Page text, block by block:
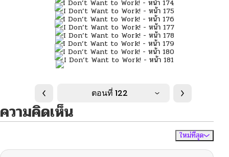
ตอนที่ 122
ความคิดเห็น
ใหม่ที่สุด